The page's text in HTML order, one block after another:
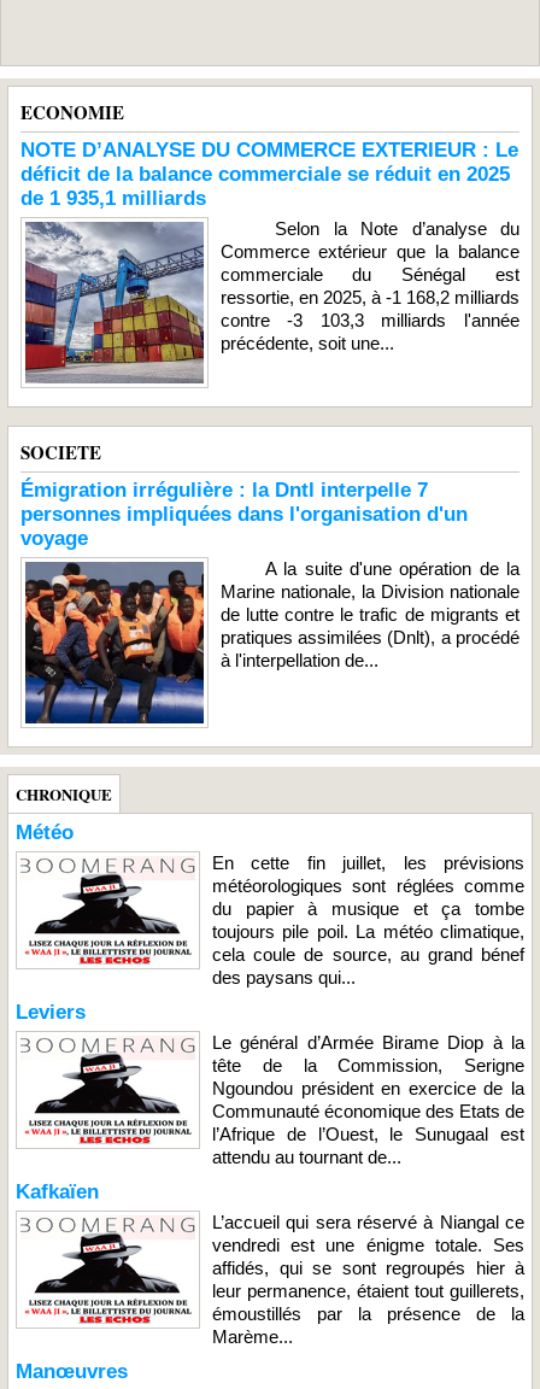
ECONOMIE
NOTE D’ANALYSE DU COMMERCE EXTERIEUR : Le
déficit de la balance commerciale se réduit en 2025
de 1 935,1 milliards
Selon la Note d’analyse du
Commerce extérieur que la balance
commerciale du Sénégal est
ressortie, en 2025, à -1 168,2 milliards
contre -3 103,3 milliards l'année
précédente, soit une...
SOCIETE
Émigration irrégulière : la Dntl interpelle 7
personnes impliquées dans l'organisation d'un
voyage
A la suite d'une opération de la
Marine nationale, la Division nationale
de lutte contre le trafic de migrants et
pratiques assimilées (Dnlt), a procédé
à l'interpellation de...
CHRONIQUE
Météo
En cette fin juillet, les prévisions
météorologiques sont réglées comme
du papier à musique et ça tombe
toujours pile poil. La météo climatique,
cela coule de source, au grand bénef
des paysans qui...
Leviers
Le général d’Armée Birame Diop à la
tête de la Commission, Serigne
Ngoundou président en exercice de la
Communauté économique des Etats de
l’Afrique de l’Ouest, le Sunugaal est
attendu au tournant de...
Kafkaïen
L’accueil qui sera réservé à Niangal ce
vendredi est une énigme totale. Ses
affidés, qui se sont regroupés hier à
leur permanence, étaient tout guillerets,
émoustillés par la présence de la
Marème...
Manœuvres